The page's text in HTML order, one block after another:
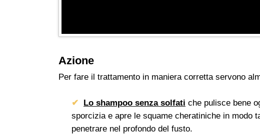
Azione
Per fare il trattamento in maniera corretta servono
Lo shampoo senza solfati che pulisce bene
sporcizia e apre le squame cheratiniche in modo
penetrare nel profondo del fusto.